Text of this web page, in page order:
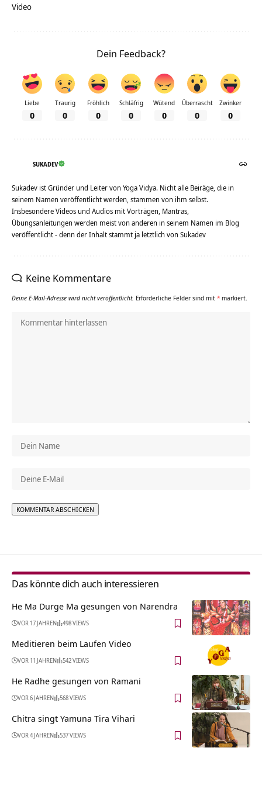
Video
Dein Feedback?
Liebe
0
Traurig
0
Fröhlich
0
Schläfrig
0
Wütend
0
Überrascht
0
Zwinker
0
SUKADEV
Sukadev ist Gründer und Leiter von Yoga Vidya. Nicht alle Beiräge, die in
seinem Namen veröffentlicht werden, stammen von ihm selbst.
Insbesondere Videos und Audios mit Vorträgen, Mantras,
Übungsanleitungen werden meist von anderen in seinem Namen im Blog
veröffentlicht - denn der Inhalt stammt ja letztlich von Sukadev
Keine Kommentare
Deine E-Mail-Adresse wird nicht veröffentlicht. Erforderliche Felder sind mit * markiert.
Das könnte dich auch interessieren
He Ma Durge Ma gesungen von Narendra
VOR 17 JAHREN 498 VIEWS
Meditieren beim Laufen Video
VOR 11 JAHREN 542 VIEWS
He Radhe gesungen von Ramani
VOR 6 JAHREN 568 VIEWS
Chitra singt Yamuna Tira Vihari
VOR 4 JAHREN 537 VIEWS